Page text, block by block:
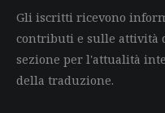
Gli iscritti ricevono
contributi e sulle attività
sezione per l'attualità
della traduzione.